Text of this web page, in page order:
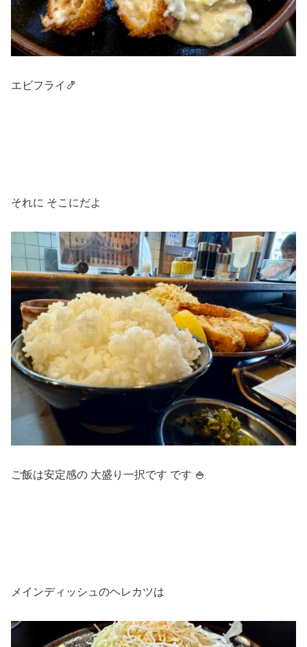
エビフライ🍤
それに そこにだよ
ご飯は安定感の 大盛り一択です です 🍚
メインディッシュのヘレカツは